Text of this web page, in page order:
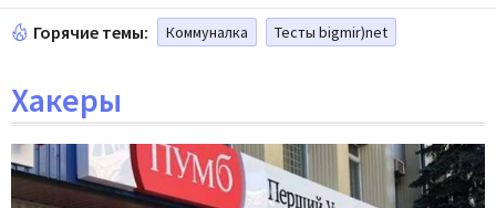
Горячие темы: Коммуналка Тесты bigmir)net
Хакеры